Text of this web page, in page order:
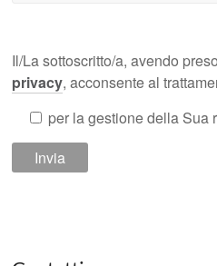
Il/La sottoscritto/a, avendo
privacy, acconsente al
per la gestione della Sua